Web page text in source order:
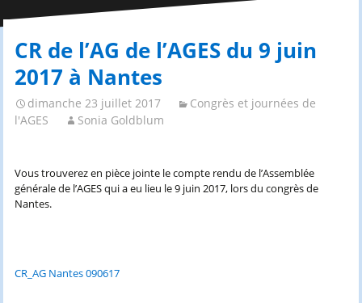
CR de l’AG de l’AGES du 9 juin
2017 à Nantes
dimanche 23 juillet 2017
Congrès et journées de
l'AGES
Sonia Goldblum
Vous trouverez en pièce jointe le compte rendu de l’Assemblée
générale de l’AGES qui a eu lieu le 9 juin 2017, lors du congrès de
Nantes.
CR_AG Nantes 090617